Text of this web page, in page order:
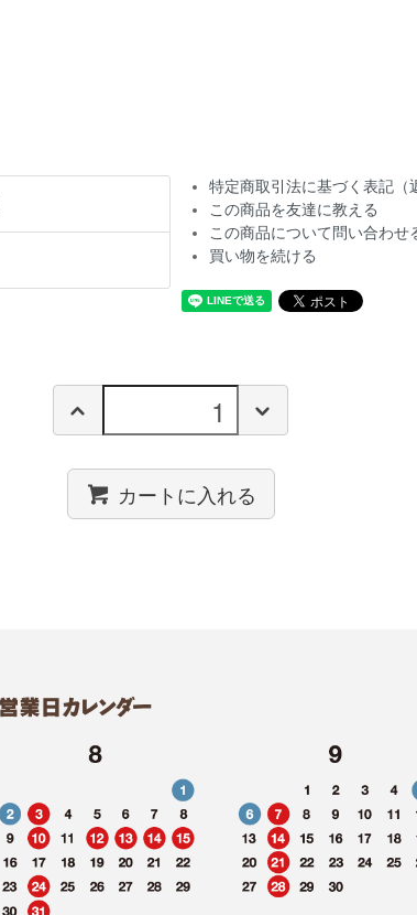
特定商取引法に基づく表記（
この商品を友達に教える
この商品について問い合わせ
買い物を続ける
カートに入れる